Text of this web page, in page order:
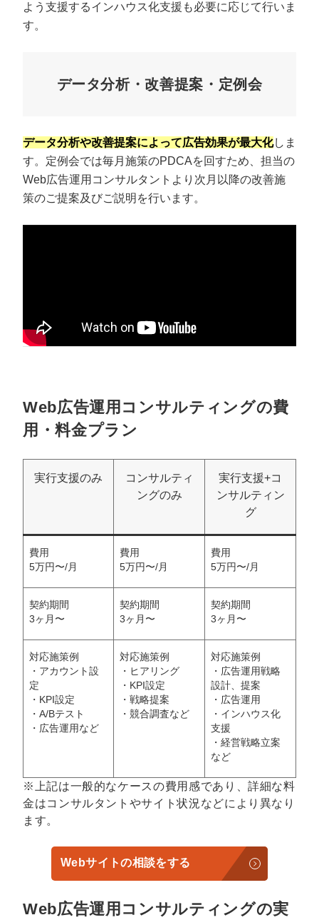
よう支援するインハウス化支援も必要に応じて行いま
す。
データ分析・改善提案・定例会
データ分析や改善提案によって広告効果が最大化しま
す。定例会では毎月施策のPDCAを回すため、担当の
Web広告運用コンサルタントより次月以降の改善施
策のご提案及びご説明を行います。
Web広告運用コンサルティングの費
用・料金プラン
実行支援のみ
コンサルティ
ングのみ
実行支援+コ
ンサルティン
グ
費用
5万円〜/月
費用
5万円〜/月
費用
5万円〜/月
契約期間
3ヶ月〜
契約期間
3ヶ月〜
契約期間
3ヶ月〜
対応施策例
・アカウント設
定
・KPI設定
・A/Bテスト
・広告運用など
対応施策例
・ヒアリング
・KPI設定
・戦略提案
・競合調査など
対応施策例
・広告運用戦略
設計、提案
・広告運用
・インハウス化
支援
・経営戦略立案
など
※上記は一般的なケースの費用感であり、詳細な料
金はコンサルタントやサイト状況などにより異なり
ます。
Webサイトの相談をする
Web広告運用コンサルティングの実